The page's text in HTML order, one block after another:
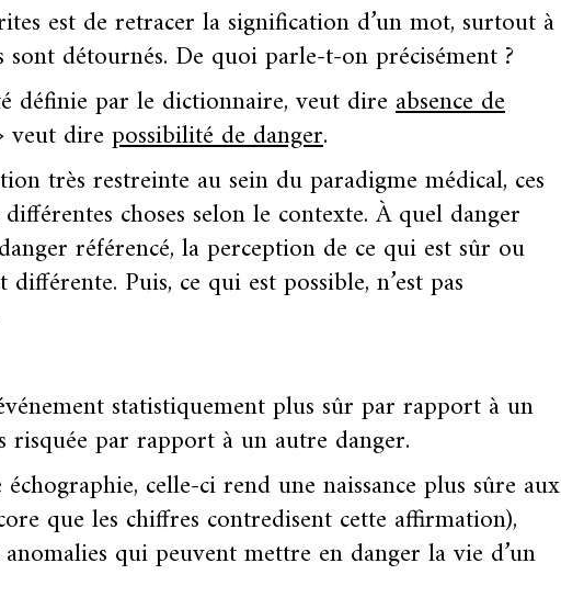
est de retracer la signification d’un mot, surtout à
détournés. De quoi parle-t-on précisément ?
définie par le dictionnaire, veut direabsence de
veut direpossibilité de danger.
très restreinte au sein du paradigme médical, ces
choses selon le contexte. À quel danger
référencé, la perception de ce qui est sûr ou
Puis, ce qui est possible, n’est pas
statistiquement plus sûr par rapport à un
risquée par rapport à un autre danger.
celle-ci rend une naissance plus sûre aux
que les chiffres contredisent cette affirmation),
qui peuvent mettre en danger la vie d’un